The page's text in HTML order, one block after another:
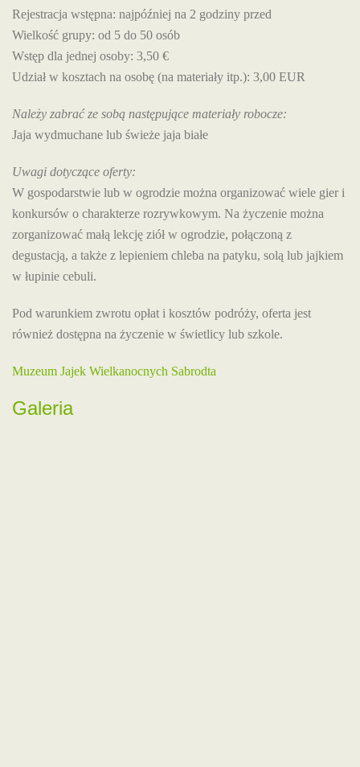
Rejestracja wstępna: najpóźniej na 2 godziny przed
Wielkość grupy: od 5 do 50 osób
Wstęp dla jednej osoby: 3,50 €
Udział w kosztach na osobę (na materiały itp.): 3,00 EUR
Należy zabrać ze sobą następujące materiały robocze:
Jaja wydmuchane lub świeże jaja białe
Uwagi dotyczące oferty:
W gospodarstwie lub w ogrodzie można organizować wiele gier i
konkursów o charakterze rozrywkowym. Na życzenie można
zorganizować małą lekcję ziół w ogrodzie, połączoną z
degustacją, a także z lepieniem chleba na patyku, solą lub jajkiem
w łupinie cebuli.
Pod warunkiem zwrotu opłat i kosztów podróży, oferta jest
również dostępna na życzenie w świetlicy lub szkole.
Muzeum Jajek Wielkanocnych Sabrodta
Galeria